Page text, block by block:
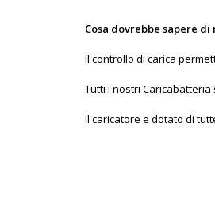
Cosa dovrebbe sapere di
Il controllo di carica
Tutti i nostri
Il caricatore e dotato di